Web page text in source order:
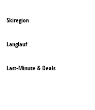
Skiregion
Langlauf
Last-Minute & Deals